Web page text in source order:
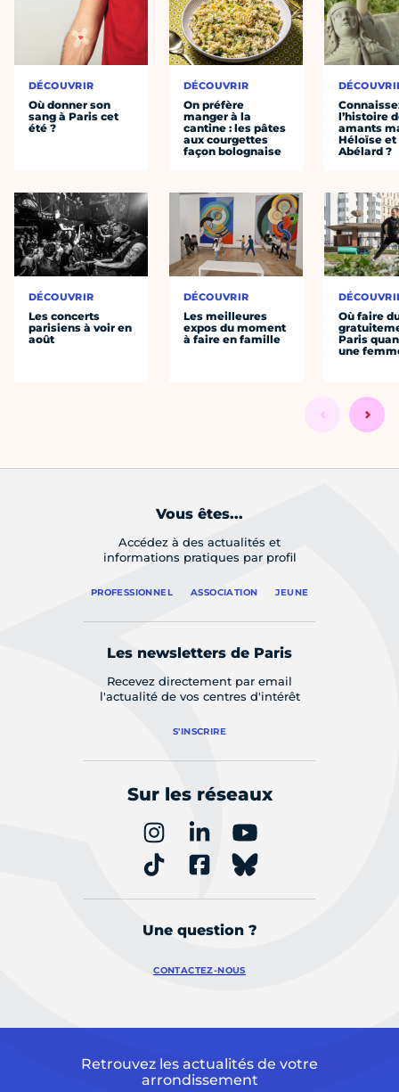
DÉCOUVRIR
Où donner son
sang à Paris cet
été ?
DÉCOUVRIR
Les concerts
parisiens à voir en
août
DÉCOUVRIR
On préfère
manger à la
cantine : les pâtes
aux courgettes
façon bolognaise
DÉCOUVRIR
Les meilleures
expos du moment
à faire en famille
l’histoire
amants
Héloïse et
Abélard ?
Où faire
Paris
une
Vous êtes...
Accédez à des actualités et
informations pratiques par profil
PROFESSIONNEL ASSOCIATION JEUNE
Les newsletters de Paris
Recevez directement par email
l'actualité de vos centres d'intérêt
S'INSCRIRE
Sur les réseaux
Une question ?
CONTACTEZ-NOUS
Retrouvez les actualités de votre
arrondissement